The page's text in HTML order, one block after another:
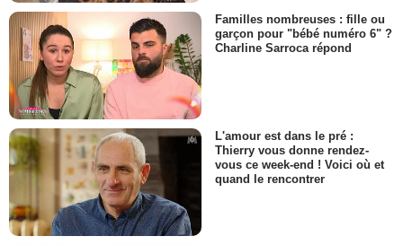
Familles nombreuses : fille ou
garçon pour "bébé numéro 6" ?
Charline Sarroca répond
L'amour est dans le pré :
Thierry vous donne rendez-
vous ce week-end ! Voici où et
quand le rencontrer